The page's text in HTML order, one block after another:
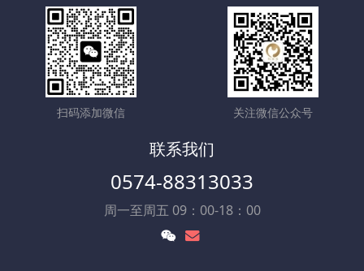
扫码添加微信 关注微信公众号
联系我们
0574-88313033
周一至周五 09：00-18：00